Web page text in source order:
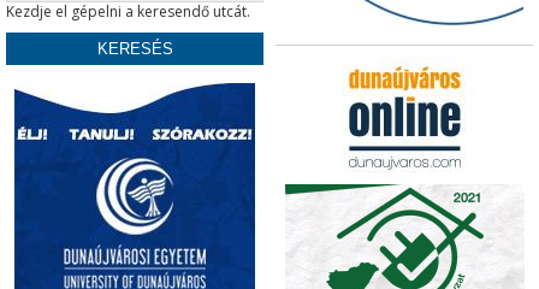
Kezdje el gépelni a keresendő utcát.